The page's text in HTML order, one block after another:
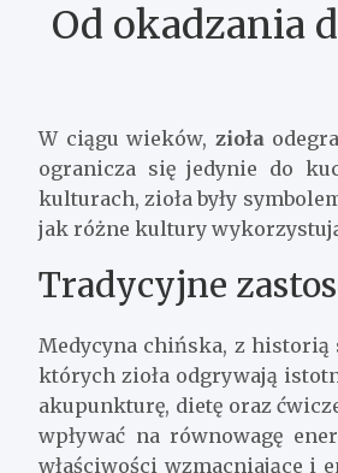
Od okadzania
W ciągu wieków, zioła
ogranicza się jedynie do
kulturach, zioła były
jak różne kultury
Tradycyjne
Medycyna chińska, z historią
których zioła odgrywają
akupunkturę, dietę oraz
wpływać na równowagę
właściwości wzmacniające i